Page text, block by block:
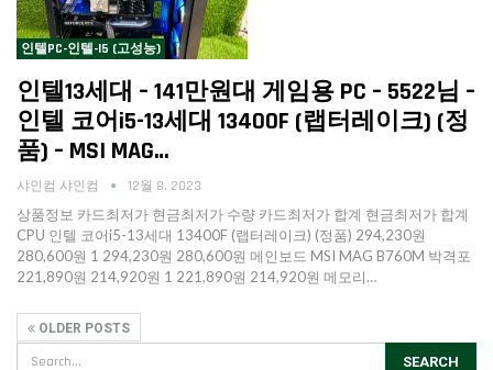
인텔PC-인텔-I5 (고성능)
인텔13세대 – 141만원대 게임용 PC – 5522님 –
인텔 코어i5-13세대 13400F (랩터레이크) (정
품) – MSI MAG…
샤인컴 샤인컴 12월 8, 2023
상품정보 카드최저가 현금최저가 수량 카드최저가 합계 현금최저가 합계
CPU 인텔 코어i5-13세대 13400F (랩터레이크) (정품) 294,230원
280,600원 1 294,230원 280,600원 메인보드 MSI MAG B760M 박격포
221,890원 214,920원 1 221,890원 214,920원 메모리…
OLDER POSTS